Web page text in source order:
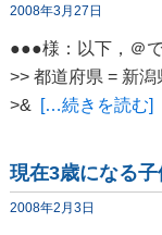
2008年3月27日
●●●様：以下，＠
>> 都道府県 = 新
>&
[…続きを読む]
現在3歳になる
2008年2月3日